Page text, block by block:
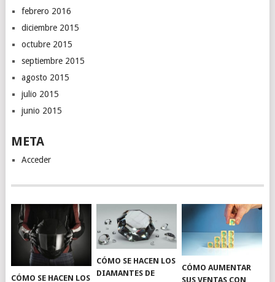
febrero 2016
diciembre 2015
octubre 2015
septiembre 2015
agosto 2015
julio 2015
junio 2015
META
Acceder
CÓMO SE HACEN LOS
CÓMO SE HACEN LOS
DIAMANTES DE
CÓMO AUMENTAR
SUS VENTAS CON